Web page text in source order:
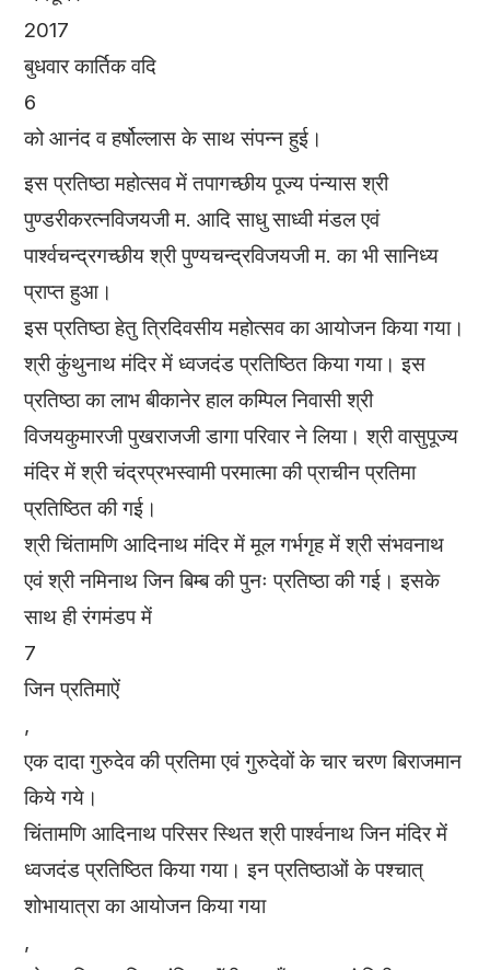
2017
बुधवार कार्तिक वदि
6
को आनंद व हर्षोल्लास के साथ संपन्न हुई।
इस प्रतिष्ठा महोत्सव में तपागच्छीय पूज्य पंन्यास श्री
पुण्डरीकरत्नविजयजी म. आदि साधु साध्वी मंडल एवं
पार्श्वचन्द्रगच्छीय श्री पुण्यचन्द्रविजयजी म. का भी सानिध्य
प्राप्त हुआ।
इस प्रतिष्ठा हेतु त्रिदिवसीय महोत्सव का आयोजन किया गया।
श्री कुंथुनाथ मंदिर में ध्वजदंड प्रतिष्ठित किया गया। इस
प्रतिष्ठा का लाभ बीकानेर हाल कम्पिल निवासी श्री
विजयकुमारजी पुखराजजी डागा परिवार ने लिया। श्री वासुपूज्य
मंदिर में श्री चंद्रप्रभस्वामी परमात्मा की प्राचीन प्रतिमा
प्रतिष्ठित की गई।
श्री चिंतामणि आदिनाथ मंदिर में मूल गर्भगृह में श्री संभवनाथ
एवं श्री नमिनाथ जिन बिम्ब की पुनः प्रतिष्ठा की गई। इसके
साथ ही रंगमंडप में
7
जिन प्रतिमाऐं
,
एक दादा गुरुदेव की प्रतिमा एवं गुरुदेवों के चार चरण बिराजमान
किये गये।
चिंतामणि आदिनाथ परिसर स्थित श्री पार्श्वनाथ जिन मंदिर में
ध्वजदंड प्रतिष्ठित किया गया। इन प्रतिष्ठाओं के पश्चात्
शोभायात्रा का आयोजन किया गया
,